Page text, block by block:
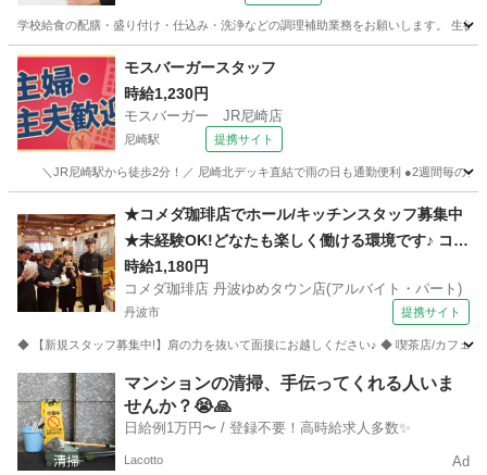
学校給食の配膳・盛り付け・仕込み・洗浄などの調理補助業務をお願いします。 生
兵庫 神戸市 その他
モスバーガースタッフ
時給1,230円
モスバーガー JR尼崎店
尼崎駅 提携サイト
＼JR尼崎駅から徒歩2分！／ 尼崎北デッキ直結で雨の日も通勤便利 ●2週間毎のシフ
尼崎駅 カフェ
★コメダ珈琲店でホール/キッチンスタッフ募集中
★未経験OK!どなたも楽しく働ける環境です♪ コメ
ダ珈琲店 丹波ゆめタウン店(アルバイト・パート)
フード系
時給1,180円
コメダ珈琲店 丹波ゆめタウン店(アルバイト・パート)
丹波市 提携サイト
◆ 【新規スタッフ募集中!】肩の力を抜いて面接にお越しください♪ ◆ 喫茶店/カフェ/
兵庫 丹波市 その他
マンションの清掃、手伝ってくれる人いま
せんか？😭🙏
日給例1万円〜 / 登録不要！高時給求人多数✨
Lacotto Ad